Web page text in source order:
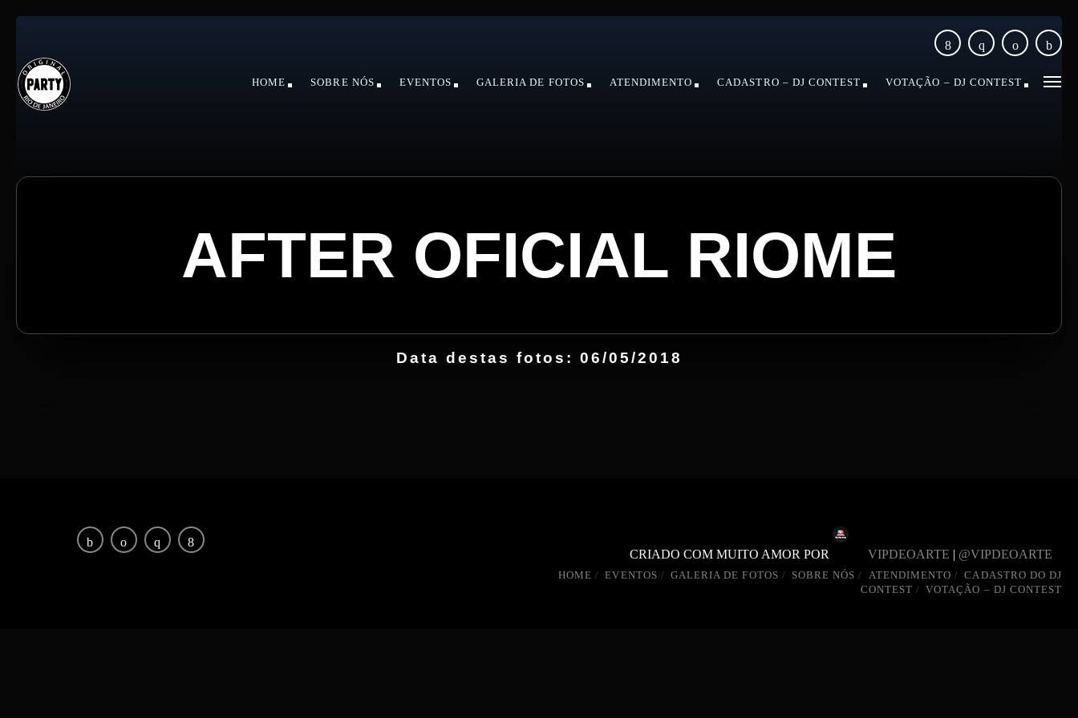
HOME SOBRE NÓS EVENTOS GALERIA DE FOTOS ATENDIMENTO CADASTRO – DJ CONTEST VOTAÇÃO – DJ CONTEST
AFTER OFICIAL RIOME
Data destas fotos: 06/05/2018
CRIADO COM MUITO AMOR POR VIPDEOARTE | @VIPDEOARTE
HOME EVENTOS GALERIA DE FOTOS SOBRE NÓS ATENDIMENTO
CADASTRO DO DJ
CONTEST
VOTAÇÃO – DJ CONTEST